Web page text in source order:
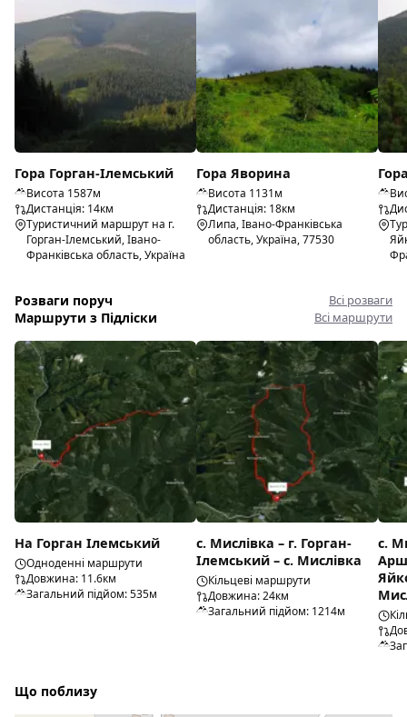
Гора Горган-Ілемський
Висота 1587м
Дистанція: 14км
Туристичний маршрут на г.
Горган-Ілемський, Івано-
Франківська область, Україна
Гора Яворина
Висота 1131м
Дистанція: 18км
Липа, Івано-Франківська
область, Україна, 77530
Розваги поруч Всі розваги
Маршрути з Підліски Всі маршрути
На Горган Ілемський
Одноденні маршрути
Довжина: 11.6км
Загальний підйом: 535м
с. Мислівка – г. Горган-
Ілемський – с. Мислівка
Кільцеві маршрути
Довжина: 24км
Загальний підйом: 1214м
с.
Що поблизу